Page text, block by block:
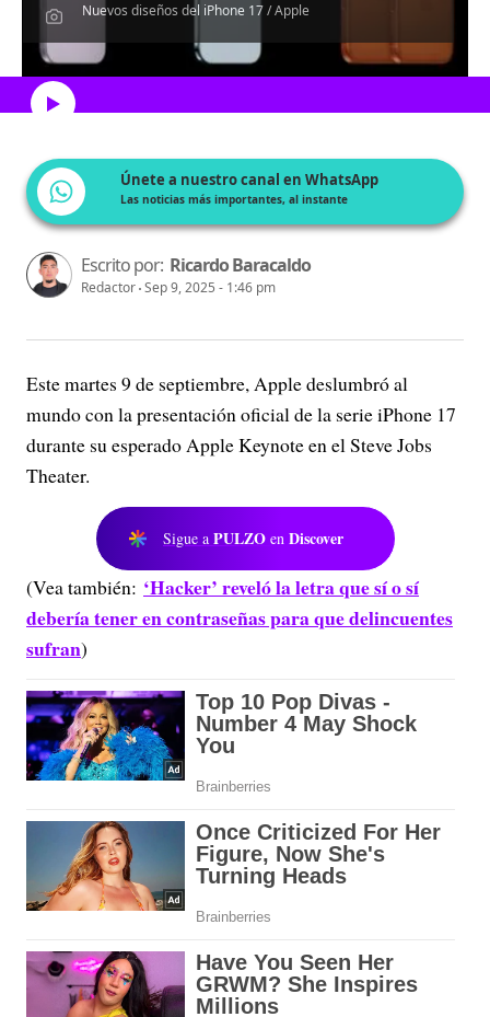
Nuevos diseños del iPhone 17 / Apple
Escucha el artículo
Únete a nuestro canal en WhatsApp
Las noticias más importantes, al instante
Escrito por: Ricardo Baracaldo
Redactor Sep 9, 2025 - 1:46 pm
Este martes 9 de septiembre, Apple deslumbró al
mundo con la presentación oficial de la serie iPhone 17
durante su esperado Apple Keynote en el Steve Jobs
Theater.
Sigue a PULZO en Discover
(Vea también: ‘Hacker’ reveló la letra que sí o sí
debería tener en contraseñas para que delincuentes
sufran)